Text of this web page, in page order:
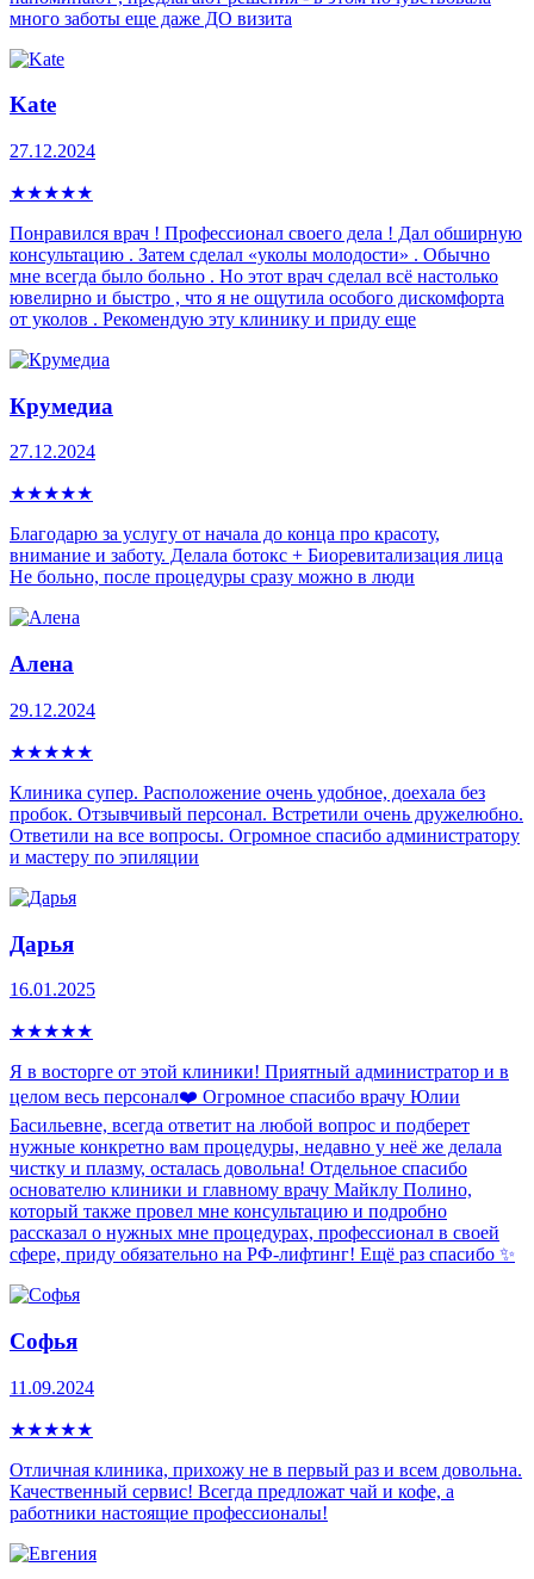
много заботы еще даже ДО визита
Kate
27.12.2024
★★★★★
Понравился врач ! Профессионал своего дела ! Дал обширную
консультацию . Затем сделал «уколы молодости» . Обычно
мне всегда было больно . Но этот врач сделал всё настолько
ювелирно и быстро , что я не ощутила особого дискомфорта
от уколов . Рекомендую эту клинику и приду еще
Крумедиа
27.12.2024
★★★★★
Благодарю за услугу от начала до конца про красоту,
внимание и заботу. Делала ботокс + Биоревитализация лица
Не больно, после процедуры сразу можно в люди
Алена
29.12.2024
★★★★★
Клиника супер. Расположение очень удобное, доехала без
пробок. Отзывчивый персонал. Встретили очень дружелюбно.
Ответили на все вопросы. Огромное спасибо администратору
и мастеру по эпиляции
Дарья
16.01.2025
★★★★★
Я в восторге от этой клиники! Приятный администратор и в
целом весь персонал❤️ Огромное спасибо врачу Юлии
Басильевне, всегда ответит на любой вопрос и подберет
нужные конкретно вам процедуры, недавно у неё же делала
чистку и плазму, осталась довольна! Отдельное спасибо
основателю клиники и главному врачу Майклу Полино,
который также провел мне консультацию и подробно
рассказал о нужных мне процедурах, профессионал в своей
сфере, приду обязательно на РФ-лифтинг! Ещё раз спасибо ✨
Софья
11.09.2024
★★★★★
Отличная клиника, прихожу не в первый раз и всем довольна.
Качественный сервис! Всегда предложат чай и кофе, а
работники настоящие профессионалы!